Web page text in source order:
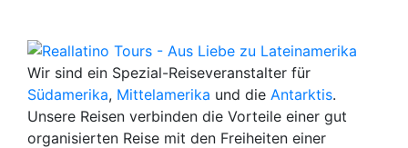
Wir sind ein Spezial-Reiseveranstalter für
Südamerika, Mittelamerika und die Antarktis.
Unsere Reisen verbinden die Vorteile einer gut
organisierten Reise mit den Freiheiten einer